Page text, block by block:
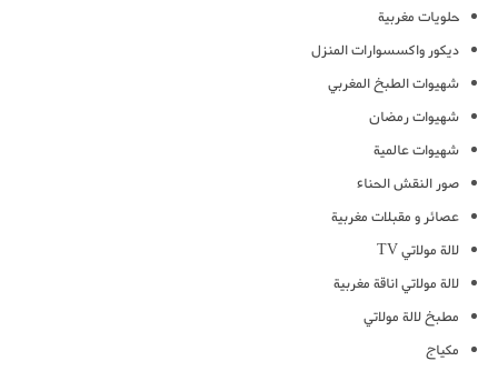
حلويات مغربية
ديكور واكسسوارات المنزل
شهيوات الطبخ المغربي
شهيوات رمضان
شهيوات عالمية
صور النقش الحناء
عصائر و مقبلات مغربية
لالة مولاتي TV
لالة مولاتي اناقة مغربية
مطبخ لالة مولاتي
مكياج